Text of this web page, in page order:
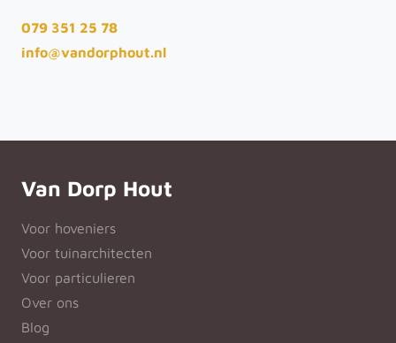
079 351 25 78
info@vandorphout.nl
Van Dorp Hout
Voor hoveniers
Voor tuinarchitecten
Voor particulieren
Over ons
Blog